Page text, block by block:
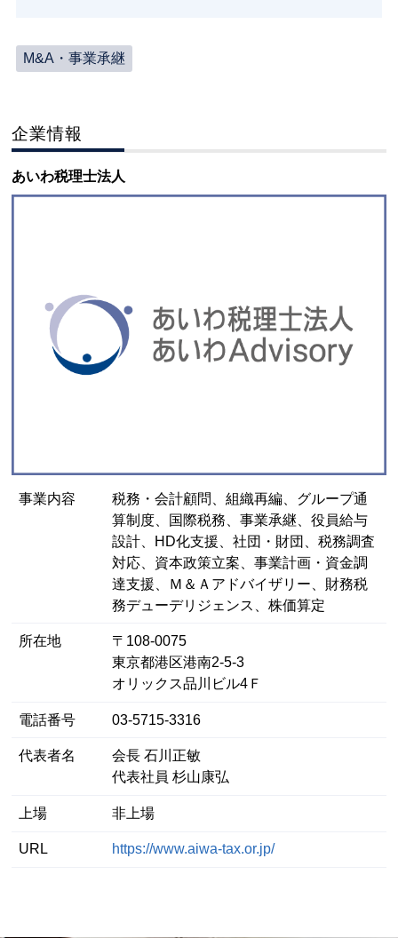
M&A・事業承継
企業情報
あいわ税理士法人
事業内容
税務・会計顧問、組織再編、グループ通
算制度、国際税務、事業承継、役員給与
設計、HD化支援、社団・財団、税務調査
対応、資本政策立案、事業計画・資金調
達支援、Ｍ＆Ａアドバイザリー、財務税
務デューデリジェンス、株価算定
所在地
〒108-0075
東京都港区港南2-5-3
オリックス品川ビル4Ｆ
電話番号 03-5715-3316
代表者名
会長 石川正敏
代表社員 杉山康弘
上場 非上場
URL https://www.aiwa-tax.or.jp/